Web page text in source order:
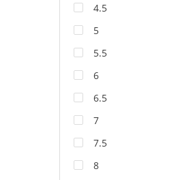
4.5
5
5.5
6
6.5
7
7.5
8